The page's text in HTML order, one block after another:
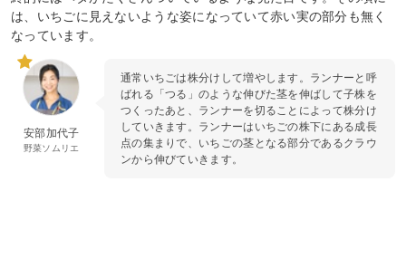
は、いちごに見えないような姿になっていて赤い実の部分も無く
なっています。
安部加代子
野菜ソムリエ
通常いちごは株分けして増やします。ランナーと呼
ばれる「つる」のような伸びた茎を伸ばして子株を
つくったあと、ランナーを切ることによって株分け
していきます。ランナーはいちごの株下にある成長
点の集まりで、いちごの茎となる部分であるクラウ
ンから伸びていきます。